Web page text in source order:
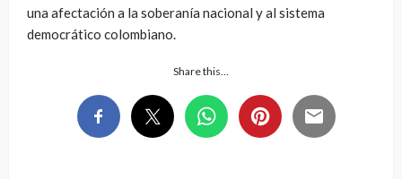
una afectación a la soberanía nacional y al sistema
democrático colombiano.
Share this…